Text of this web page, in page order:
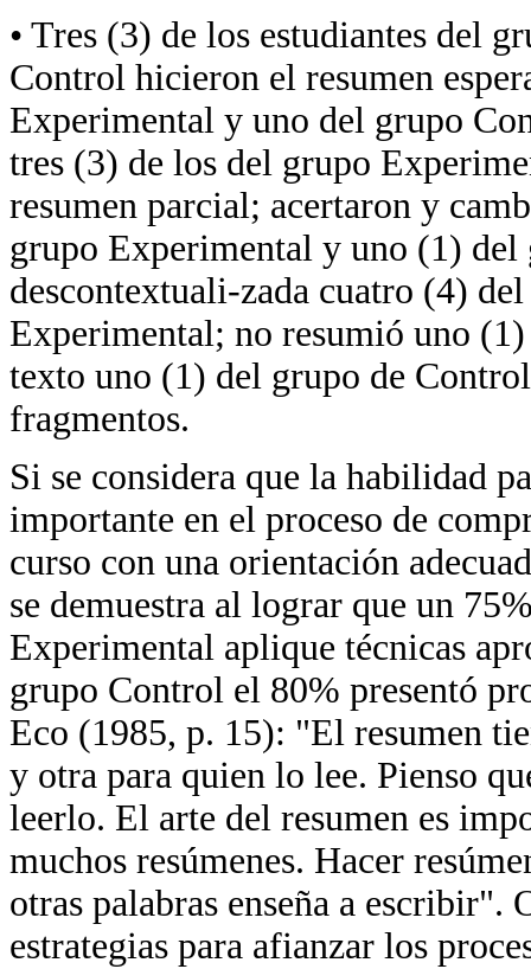
• Tres (3) de los estudiantes del
Control hicieron el resumen
Experimental y uno del grupo
tres (3) de los del grupo
resumen parcial; acertaron y
grupo Experimental y uno (1) del
descontextuali-zada cuatro (4)
Experimental; no resumió uno
texto uno (1) del grupo de
fragmentos.
Si se considera que la habilidad
importante en el proceso de
curso con una orientación
se demuestra al lograr que un
Experimental aplique técnicas
grupo Control el 80% presentó
Eco (1985, p. 15): "El resumen
y otra para quien lo lee. Pienso
leerlo. El arte del resumen es
muchos resúmenes. Hacer
otras palabras enseña a escribir".
estrategias para afianzar los